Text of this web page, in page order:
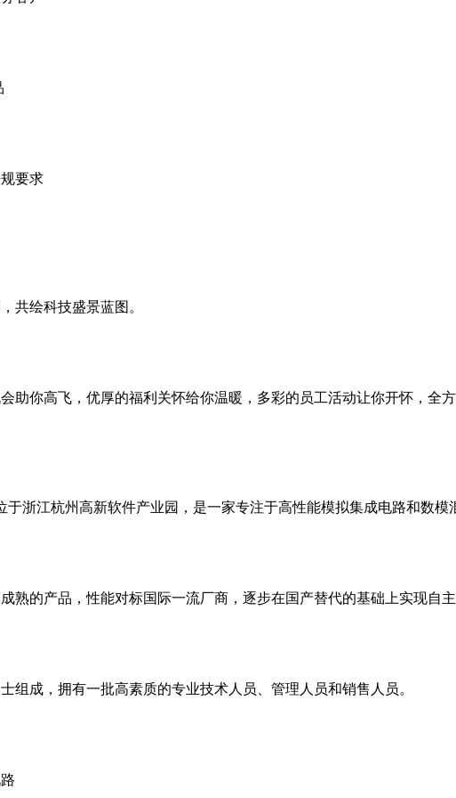
要求
共绘科技盛景蓝图。
助你高飞，优厚的福利关怀给你温暖，多彩的员工活动让你开怀，全
浙江杭州高新软件产业园，是一家专注于高性能模拟集成电路和数模
熟的产品，性能对标国际一流厂商，逐步在国产替代的基础上实现自
组成，拥有一批高素质的专业技术人员、管理人员和销售人员。